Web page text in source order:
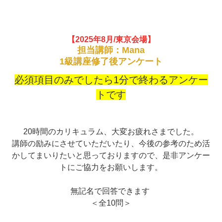
【2025年8月/東京会場】
担当講師：Mana
1級講座修了後アンケート
必須項目のみでしたら1分で終わるアンケー
トです
20時間のカリキュラム、大変お疲れさまでした。
講師の励みにさせていただいたり、今後の参考のため活
かしてまいりたいと思っておりますので、是非アンケー
トにご協力をお願いします。
無記名で回答できます
＜全10問＞